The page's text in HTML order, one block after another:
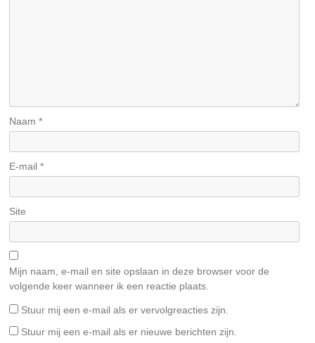
Naam*
E-mail*
Site
Mijn naam, e-mail en site opslaan in deze browser voor de
volgende keer wanneer ik een reactie plaats.
Stuur mij een e-mail als er vervolgreacties zijn.
Stuur mij een e-mail als er nieuwe berichten zijn.